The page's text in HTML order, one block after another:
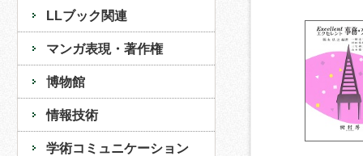
LLブック関連
マンガ表現・著作権
博物館
情報技術
学術コミュニケーション